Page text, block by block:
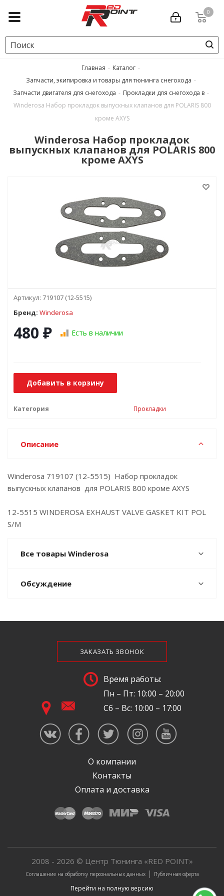
0
Главная - Каталог -
Запчасти, экипировка и товары для тюнинга снегохода -
Запчасти двигателя для снегохода - Прокладки для снегохода в -
Winderosa Набор прокладок выпускных клапанов для POLARIS 800
кроме AXYS
Winderosa Набор прокладок
выпускных клапанов для POLARIS 800
кроме AXYS
Артикул: 719107 (12-5515)
Бренд: Winderosa
480 ₽ Есть в наличии
Добавить в корзину
Категория Прокладки
Описание
Winderosa 719107 (12-5515) Набор прокладок
выпускных клапанов для POLARIS 800 кроме AXYS
12-5515 WINDEROSA EXHAUST VALVE GASKET KIT POL
S/M
Все товары Winderosa
Обсуждение
ЗАКАЗАТЬ ЗВОНОК
Время работы:
Пн – Пт: 10:00 – 20:00
Сб – Вс: 10:00 – 17:00
О компании
Контакты
Оплата и доставка
2008 - 2026 © Центр Тюнинга «RED POINT»
Соглашение на обработку персональных данных| Публичная оферта
Перейти на полную версию